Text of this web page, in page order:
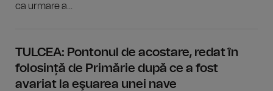
ca urmare a...
TULCEA: Pontonul de acostare, redat în
folosință de Primărie după ce a fost
avariat la eşuarea unei nave